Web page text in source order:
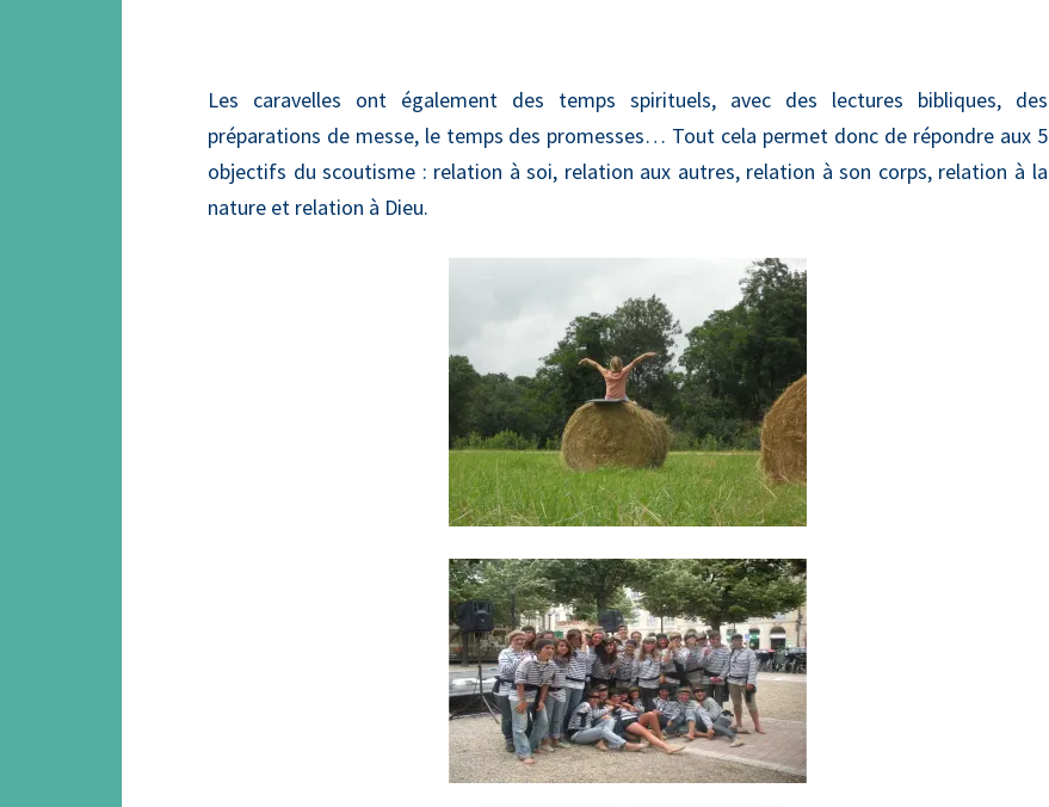
Les caravelles ont également des temps spirituels, avec des lectures bibliques, des
préparations de messe, le temps des promesses… Tout cela permet donc de répondre aux 5
objectifs du scoutisme : relation à soi, relation aux autres, relation à son corps, relation à la
nature et relation à Dieu.